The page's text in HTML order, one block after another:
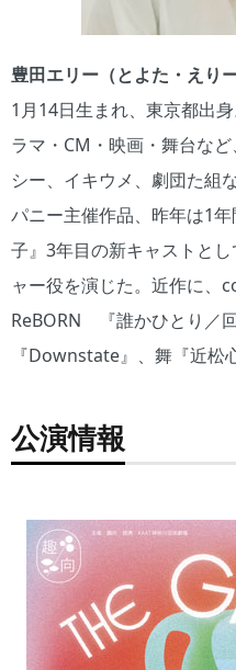
豊田エリー（とよた・えりー
1月14日生まれ、東京都出
ラマ・CM・映画・舞台な
シー、イキウメ、劇団た組
パニー主催作品、昨年は1
子』3年目の新キャストと
ャー役を演じた。近作に、
ReBORN 『誰かひとり／
『Downstate』、舞『近松
公演情報